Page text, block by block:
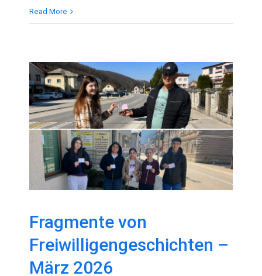
Read More
Fragmente von
Freiwilligengeschichten
– März 2026
Fragmente von
Freiwilligengeschichten –
März 2026